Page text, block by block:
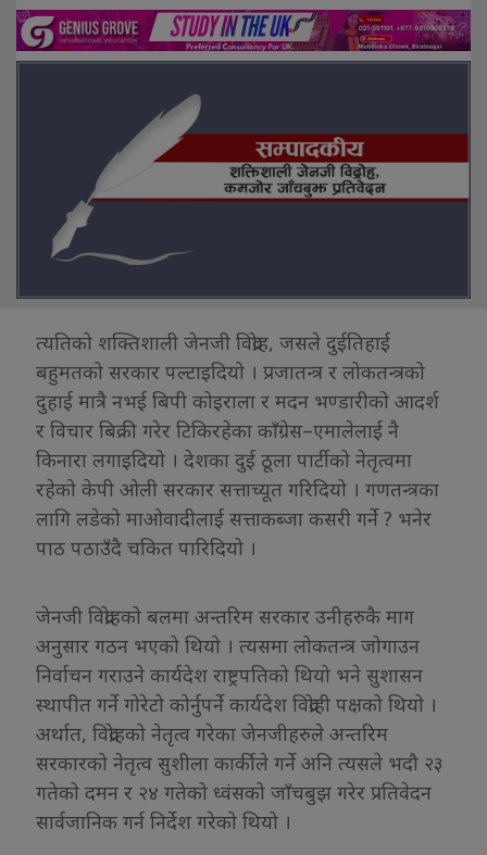
त्यतिको शक्तिशाली जेनजी विद्रोह, जसले दुईतिहाई
बहुमतको सरकार पल्टाइदियो । प्रजातन्त्र र लोकतन्त्रको
दुहाई मात्रै नभई बिपी कोइराला र मदन भण्डारीको आदर्श
र विचार बिक्री गरेर टिकिरहेका काँग्रेस–एमालेलाई नै
किनारा लगाइदियो । देशका दुई ठूला पार्टीको नेतृत्वमा
रहेको केपी ओली सरकार सत्ताच्यूत गरिदियो । गणतन्त्रका
लागि लडेको माओवादीलाई सत्ताकब्जा कसरी गर्ने ? भनेर
पाठ पठाउँदै चकित पारिदियो ।
जेनजी विद्रोहको बलमा अन्तरिम सरकार उनीहरुकै माग
अनुसार गठन भएको थियो । त्यसमा लोकतन्त्र जोगाउन
निर्वाचन गराउने कार्यदेश राष्ट्रपतिको थियो भने सुशासन
स्थापीत गर्ने गोरेटो कोर्नुपर्ने कार्यदेश विद्रोही पक्षको थियो ।
अर्थात, विद्रोहको नेतृत्व गरेका जेनजीहरुले अन्तरिम
सरकारको नेतृत्व सुशीला कार्कीले गर्ने अनि त्यसले भदौ २३
गतेको दमन र २४ गतेको ध्वंसको जाँचबुझ गरेर प्रतिवेदन
सार्वजानिक गर्न निर्देश गरेको थियो ।